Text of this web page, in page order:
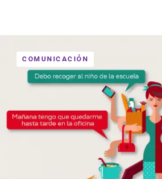
COMUNICACIÓN